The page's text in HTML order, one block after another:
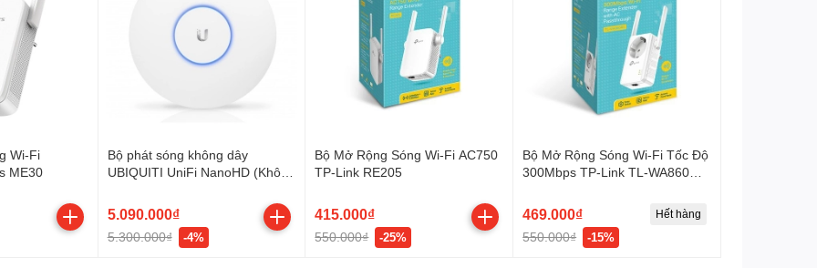
Wi-Fi
ME30
Bộ phát sóng không dây
UBIQUITI UniFi NanoHD (Không
5.090.000₫
5.300.000₫ -4%
Bộ Mở Rộng Sóng Wi-Fi AC750
TP-Link RE205
415.000₫
550.000₫ -25%
Bộ Mở Rộng Sóng Wi-Fi Tốc Độ
300Mbps TP-Link TL-WA860RE
469.000₫
550.000₫ -15%
Hết hàng